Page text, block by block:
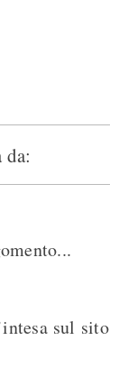
da:
sul sito